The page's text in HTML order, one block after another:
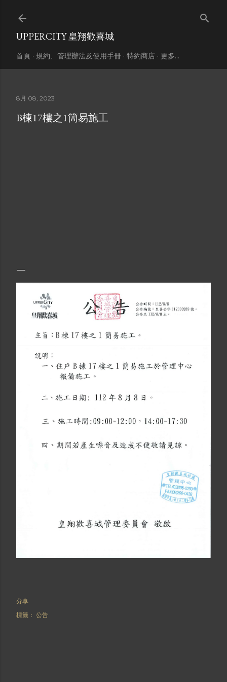
UPPERCITY 皇翔歡喜城
首頁 規約、管理辦法及使用手冊 特約商店 更多…
8月 08, 2023
B棟17樓之1簡易施工
分享
標籤： 公告